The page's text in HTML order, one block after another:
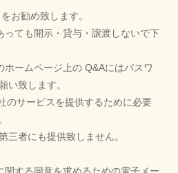
お勧め致します。
っても開示・貸与・譲渡しないで下
ームページ上の Q&Aにはパスワ
い致します。
のサービスを提供するために必要
三者にも提供致しません。